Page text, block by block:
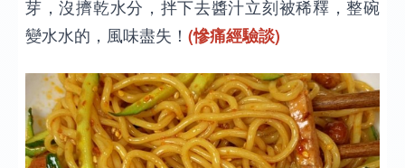
芽，沒擠乾水分，拌下去醬汁立刻被稀釋，整碗
變水水的，風味盡失！ (慘痛經驗談)